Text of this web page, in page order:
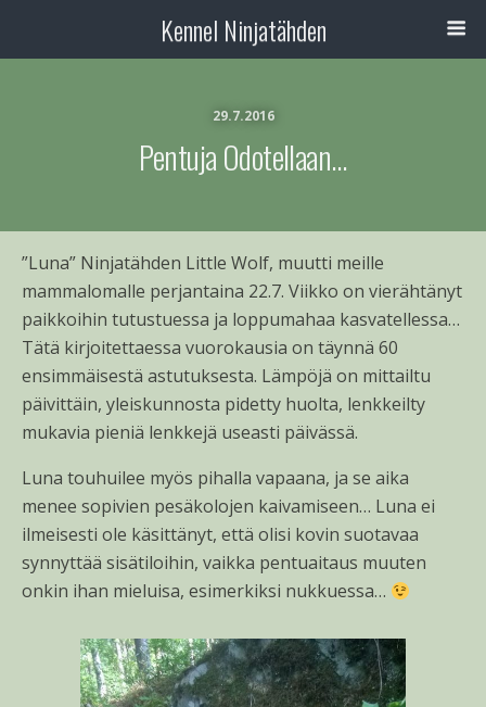
Kennel Ninjatähden
29.7.2016
Pentuja Odotellaan…
”Luna” Ninjatähden Little Wolf, muutti meille
mammalomalle perjantaina 22.7. Viikko on vierähtänyt
paikkoihin tutustuessa ja loppumahaa kasvatellessa…
Tätä kirjoitettaessa vuorokausia on täynnä 60
ensimmäisestä astutuksesta. Lämpöjä on mittailtu
päivittäin, yleiskunnosta pidetty huolta, lenkkeilty
mukavia pieniä lenkkejä useasti päivässä.
Luna touhuilee myös pihalla vapaana, ja se aika
menee sopivien pesäkolojen kaivamiseen… Luna ei
ilmeisesti ole käsittänyt, että olisi kovin suotavaa
synnyttää sisätiloihin, vaikka pentuaitaus muuten
onkin ihan mieluisa, esimerkiksi nukkuessa…